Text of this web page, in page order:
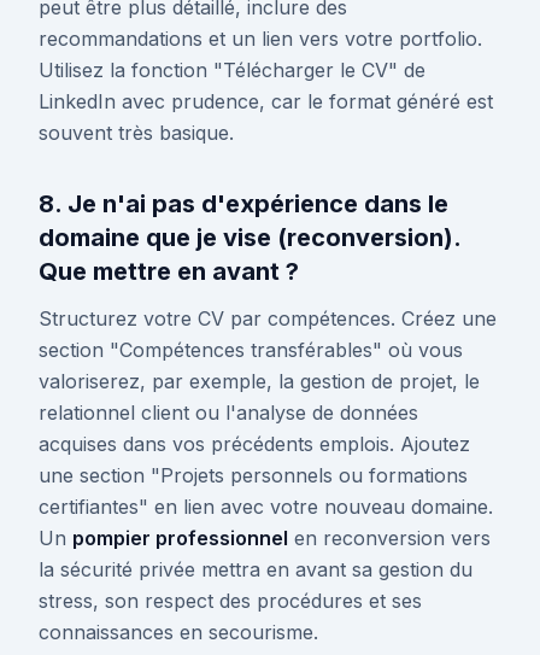
peut être plus détaillé, inclure des
recommandations et un lien vers votre portfolio.
Utilisez la fonction "Télécharger le CV" de
LinkedIn avec prudence, car le format généré est
souvent très basique.
8. Je n'ai pas d'expérience dans le
domaine que je vise (reconversion).
Que mettre en avant ?
Structurez votre CV par compétences. Créez une
section "Compétences transférables" où vous
valoriserez, par exemple, la gestion de projet, le
relationnel client ou l'analyse de données
acquises dans vos précédents emplois. Ajoutez
une section "Projets personnels ou formations
certifiantes" en lien avec votre nouveau domaine.
Un pompier professionnel en reconversion vers
la sécurité privée mettra en avant sa gestion du
stress, son respect des procédures et ses
connaissances en secourisme.